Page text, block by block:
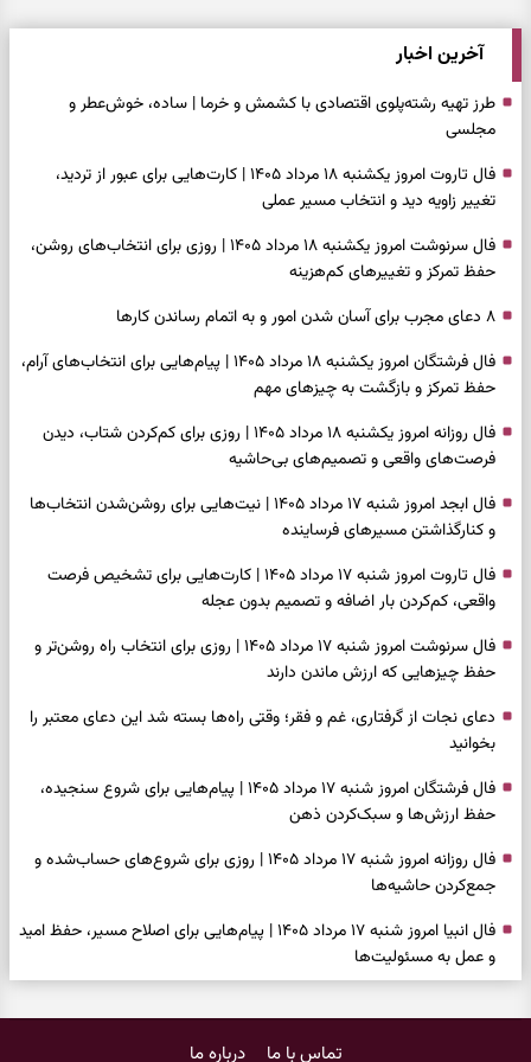
آخرین اخبار
طرز تهیه رشته‌پلوی اقتصادی با کشمش و خرما | ساده، خوش‌عطر و
مجلسی
فال تاروت امروز یکشنبه ۱۸ مرداد ۱۴۰۵ | کارت‌هایی برای عبور از تردید،
تغییر زاویه دید و انتخاب مسیر عملی
فال سرنوشت امروز یکشنبه ۱۸ مرداد ۱۴۰۵ | روزی برای انتخاب‌های روشن،
حفظ تمرکز و تغییرهای کم‌هزینه
۸ دعای مجرب برای آسان شدن امور و به اتمام رساندن کار‌ها
فال فرشتگان امروز یکشنبه ۱۸ مرداد ۱۴۰۵ | پیام‌هایی برای انتخاب‌های آرام،
حفظ تمرکز و بازگشت به چیزهای مهم
فال روزانه امروز یکشنبه ۱۸ مرداد ۱۴۰۵ | روزی برای کم‌کردن شتاب، دیدن
فرصت‌های واقعی و تصمیم‌های بی‌حاشیه
فال ابجد امروز شنبه ۱۷ مرداد ۱۴۰۵ | نیت‌هایی برای روشن‌شدن انتخاب‌ها
و کنارگذاشتن مسیرهای فرساینده
فال تاروت امروز شنبه ۱۷ مرداد ۱۴۰۵ | کارت‌هایی برای تشخیص فرصت
واقعی، کم‌کردن بار اضافه و تصمیم بدون عجله
فال سرنوشت امروز شنبه ۱۷ مرداد ۱۴۰۵ | روزی برای انتخاب راه روشن‌تر و
حفظ چیزهایی که ارزش ماندن دارند
دعای نجات از گرفتاری، غم و فقر؛ وقتی راه‌ها بسته شد این دعای معتبر را
بخوانید
فال فرشتگان امروز شنبه ۱۷ مرداد ۱۴۰۵ | پیام‌هایی برای شروع سنجیده،
حفظ ارزش‌ها و سبک‌کردن ذهن
فال روزانه امروز شنبه ۱۷ مرداد ۱۴۰۵ | روزی برای شروع‌های حساب‌شده و
جمع‌کردن حاشیه‌ها
فال انبیا امروز شنبه ۱۷ مرداد ۱۴۰۵ | پیام‌هایی برای اصلاح مسیر، حفظ امید
و عمل به مسئولیت‌ها
تماس با ما درباره ما